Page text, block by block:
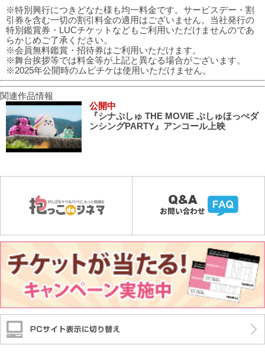
※特別興行につきどなた様も均一料金です。サービスデー・割
引券を含む一切の割引料金の適用はございません。当社発行の
特別鑑賞券・LUCチケットなどもご利用いただけませんのであ
らかじめご了承ください。
※会員無料鑑賞・招待券はご利用いただけます。
※舞台挨拶等では料金等が上記と異なる場合がございます。
※2025年公開時のムビチケは使用いただけません。
関連作品情報
公開中
『シナぷしゅ THE MOVIE ぷしゅほっぺダ
ンシングPARTY』アンコール上映